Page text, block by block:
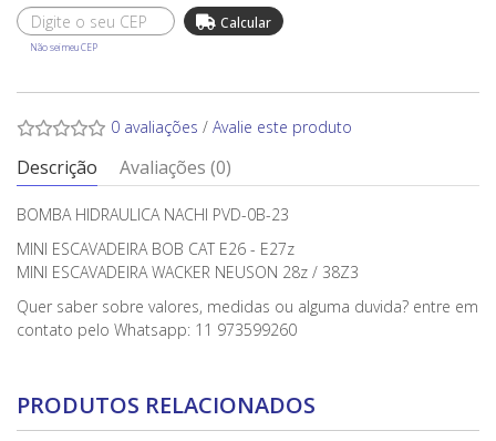
Não sei meu CEP
0 avaliações / Avalie este produto
Descrição Avaliações (0)
BOMBA HIDRAULICA NACHI PVD-0B-23
MINI ESCAVADEIRA BOB CAT E26 - E27z
MINI ESCAVADEIRA WACKER NEUSON 28z / 38Z3
Quer saber sobre valores, medidas ou alguma duvida? entre em
contato pelo Whatsapp: 11 973599260
PRODUTOS RELACIONADOS